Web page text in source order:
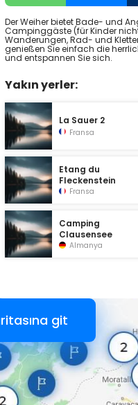
Der Weiher bietet Bade- und
Campinggäste (für Kinder
Wanderungen, Rad- und
genießen Sie einfach die
und entspannen Sie sich.
Yakın yerler:
La Sauer 2
Fransa
Etang du
Fleckenstein
Fransa
Camping
Clausensee
Almanya
git